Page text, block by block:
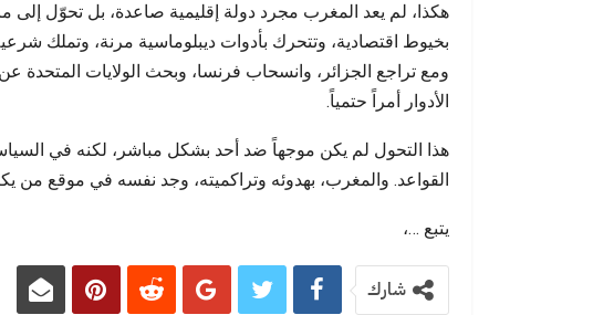
هكذا، لم يعد المغرب مجرد دولة إقليمية صاعدة، بل تحوّل إلى
بخيوط اقتصادية، وتتحرك بأدوات ديبلوماسية مرنة، وتملك
ومع تراجع الجزائر، وانسحاب فرنسا، وبحث الولايات المتحدة
الأدوار أمراً حتمياً.
هذا التحول لم يكن موجهاً ضد أحد بشكل مباشر، لكنه في
القواعد. والمغرب، بهدوئه وتراكميته، وجد نفسه في موقع من
يتبع …،
شارك